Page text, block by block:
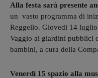
Alla festa sarà presente
un vasto programma di
Reggello. Giovedi 14
Vaggio ai giardini pubblici
bambini, a cura della
Venerdì 15 spazio alla